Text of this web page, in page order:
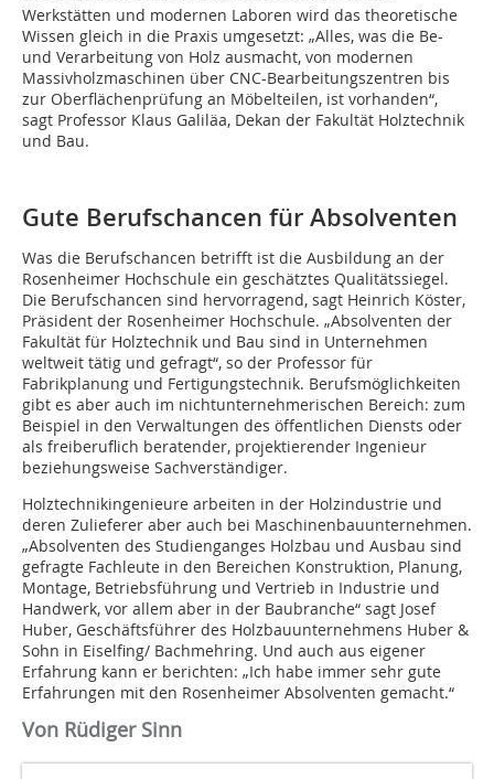
Werkstätten und modernen Laboren wird das theoretische
Wissen gleich in die Praxis umgesetzt: „Alles, was die Be-
und Verarbeitung von Holz ausmacht, von modernen
Massivholzmaschinen über CNC-Bearbeitungszentren bis
zur Oberflächenprüfung an Möbelteilen, ist vorhanden“,
sagt Professor Klaus Galiläa, Dekan der Fakultät Holztechnik
und Bau.
Gute Berufschancen für Absolventen
Was die Berufschancen betrifft ist die Ausbildung an der
Rosenheimer Hochschule ein geschätztes Qualitätssiegel.
Die Berufschancen sind hervorragend, sagt Heinrich Köster,
Präsident der Rosenheimer Hochschule. „Absolventen der
Fakultät für Holztechnik und Bau sind in Unternehmen
weltweit tätig und gefragt“, so der Professor für
Fabrikplanung und Fertigungstechnik. Berufsmöglichkeiten
gibt es aber auch im nichtunternehmerischen Bereich: zum
Beispiel in den Verwaltungen des öffentlichen Diensts oder
als freiberuflich beratender, projektierender Ingenieur
beziehungsweise Sachverständiger.
Holztechnikingenieure arbeiten in der Holzindustrie und
deren Zulieferer aber auch bei Maschinenbauunternehmen.
„Absolventen des Studienganges Holzbau und Ausbau sind
gefragte Fachleute in den Bereichen Konstruktion, Planung,
Montage, Betriebsführung und Vertrieb in Industrie und
Handwerk, vor allem aber in der Baubranche“ sagt Josef
Huber, Geschäftsführer des Holzbauunternehmens Huber &
Sohn in Eiselfing/ Bachmehring. Und auch aus eigener
Erfahrung kann er berichten: „Ich habe immer sehr gute
Erfahrungen mit den Rosenheimer Absolventen gemacht.“
Von Rüdiger Sinn